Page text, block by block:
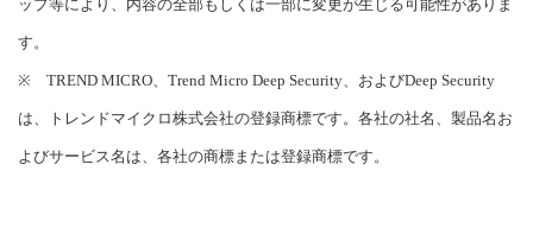
ップ等により、内容の全部もしくは一部に変更が生じる可能性がありま
す。
※ TREND MICRO、Trend Micro Deep Security、およびDeep Security
は、トレンドマイクロ株式会社の登録商標です。各社の社名、製品名お
よびサービス名は、各社の商標または登録商標です。